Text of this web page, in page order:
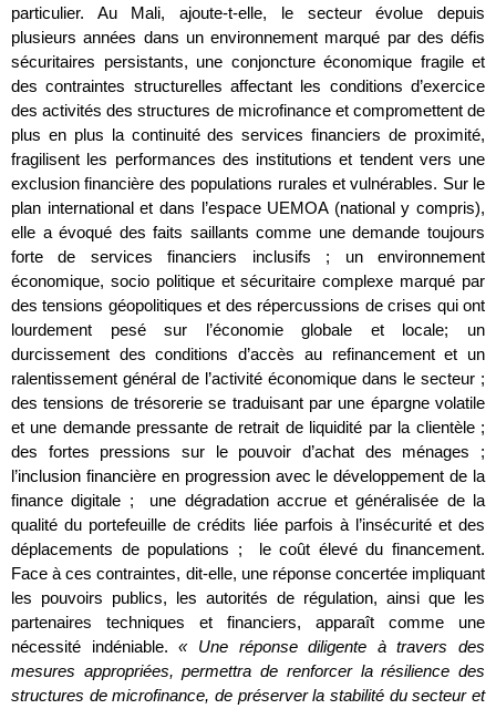
particulier. Au Mali, ajoute-t-elle, le secteur évolue depuis
plusieurs années dans un environnement marqué par des défis
sécuritaires persistants, une conjoncture économique fragile et
des contraintes structurelles affectant les conditions d’exercice
des activités des structures de microfinance et compromettent de
plus en plus la continuité des services financiers de proximité,
fragilisent les performances des institutions et tendent vers une
exclusion financière des populations rurales et vulnérables. Sur le
plan international et dans l’espace UEMOA (national y compris),
elle a évoqué des faits saillants comme une demande toujours
forte de services financiers inclusifs ; un environnement
économique, socio politique et sécuritaire complexe marqué par
des tensions géopolitiques et des répercussions de crises qui ont
lourdement pesé sur l’économie globale et locale; un
durcissement des conditions d’accès au refinancement et un
ralentissement général de l’activité économique dans le secteur ;
des tensions de trésorerie se traduisant par une épargne volatile
et une demande pressante de retrait de liquidité par la clientèle ;
des fortes pressions sur le pouvoir d’achat des ménages ;
l’inclusion financière en progression avec le développement de la
finance digitale ; une dégradation accrue et généralisée de la
qualité du portefeuille de crédits liée parfois à l’insécurité et des
déplacements de populations ; le coût élevé du financement.
Face à ces contraintes, dit-elle, une réponse concertée impliquant
les pouvoirs publics, les autorités de régulation, ainsi que les
partenaires techniques et financiers, apparaît comme une
nécessité indéniable.« Une réponse diligente à travers des
mesures appropriées, permettra de renforcer la résilience des
structures de microfinance, de préserver la stabilité du secteur et